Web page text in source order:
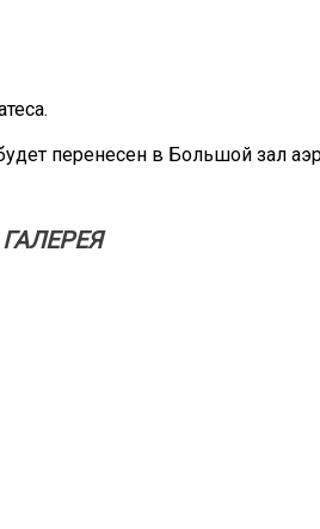
перенесен в Большой зал
ГАЛЕРЕЯ